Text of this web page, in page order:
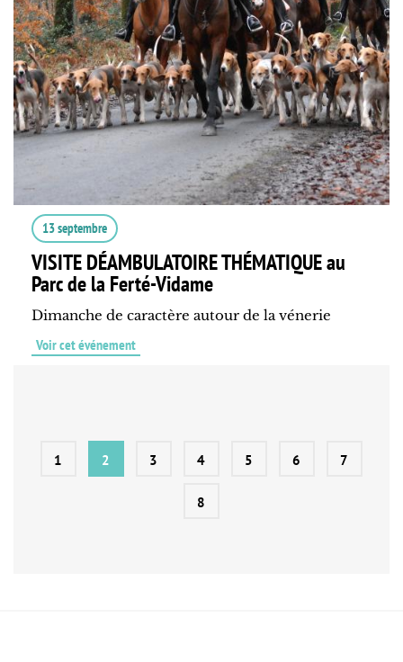
13 septembre
VISITE DÉAMBULATOIRE THÉMATIQUE au
Parc de la Ferté-Vidame
Dimanche de caractère autour de la vénerie
Voir cet événement
1 2 3 4 5 6 7
8